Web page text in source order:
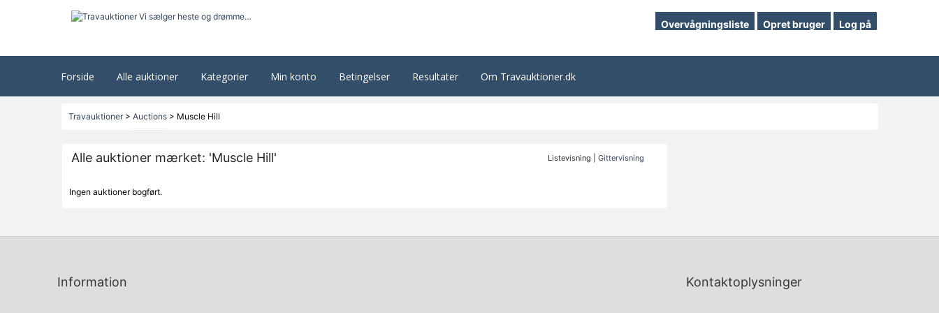
Overvågningsliste Opret bruger Log på
Forside Alle auktioner Kategorier Min konto Betingelser Resultater Om Travauktioner.dk
Travauktioner> Auctions> Muscle Hill
Alle auktioner mærket: 'Muscle Hill' Listevisning |Gittervisning
Ingen auktioner bogført.
Information Kontaktoplysninger